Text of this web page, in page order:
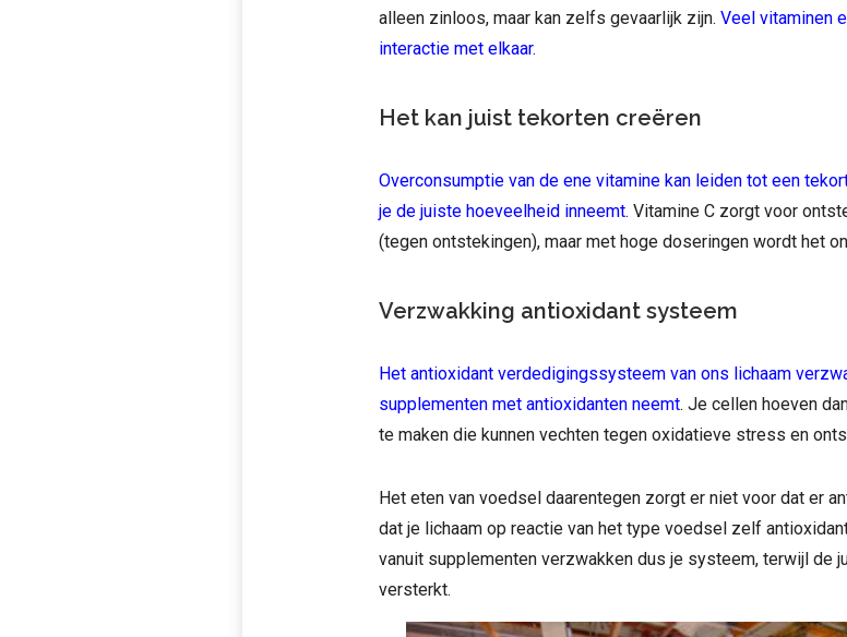
alleen zinloos, maar kan zelfs gevaarlijk zijn. Veel vitaminen
interactie met elkaar.
Het kan juist tekorten creëren
Overconsumptie van de ene vitamine kan leiden tot een
je de juiste hoeveelheid inneemt. Vitamine C zorgt voor
(tegen ontstekingen), maar met hoge doseringen wordt het
Verzwakking antioxidant systeem
Het antioxidant verdedigingssysteem van ons lichaam
supplementen met antioxidanten neemt. Je cellen hoeven
te maken die kunnen vechten tegen oxidatieve stress en
Het eten van voedsel daarentegen zorgt er niet voor dat er
dat je lichaam op reactie van het type voedsel zelf
vanuit supplementen verzwakken dus je systeem, terwijl de
versterkt.